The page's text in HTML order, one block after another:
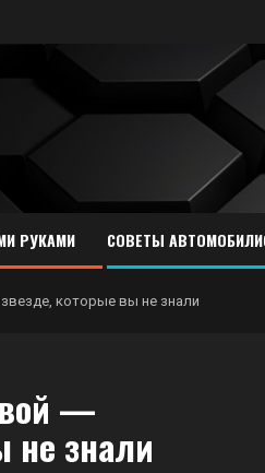
РУКАМИ СОВЕТЫ
которые вы не знали
—
не знали